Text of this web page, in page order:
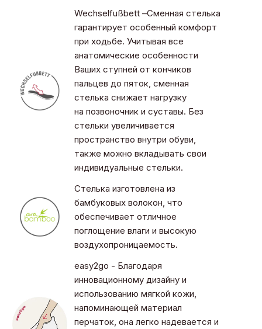
Wechselfußbett –Сменная стелька
гарантирует особенный комфорт
при ходьбе. Учитывая все
анатомические особенности
Ваших ступней от кончиков
пальцев до пяток, сменная
стелька снижает нагрузку
на позвоночник и суставы. Без
стельки увеличивается
пространство внутри обуви,
также можно вкладывать свои
индивидуальные стельки.
Стелька изготовлена из
бамбуковых волокон, что
обеспечивает отличное
поглощение влаги и высокую
воздухопроницаемость.
easy2go - Благодаря
инновационному дизайну и
использованию мягкой кожи,
напоминающей материал
перчаток, она легко надевается и